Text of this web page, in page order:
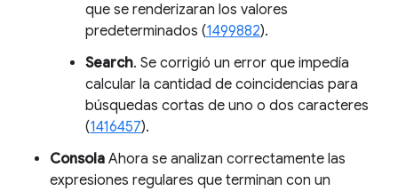
que se renderizaran los valores
predeterminados (1499882).
Search. Se corrigió un error que impedía
calcular la cantidad de coincidencias para
búsquedas cortas de uno o dos caracteres
(1416457).
Consola Ahora se analizan correctamente las
expresiones regulares que terminan con un